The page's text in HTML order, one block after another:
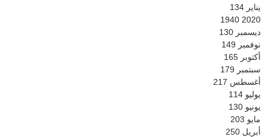
يناير 134
2020
1940
ديسمبر 130
نوفمبر 149
أكتوبر 165
سبتمبر 179
أغسطس 217
يوليو 114
يونيو 130
مايو 203
أبريل 250